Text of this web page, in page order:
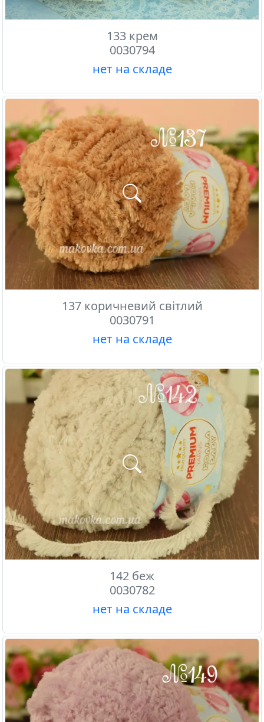
133 крем
0030794
нет на складе
137 коричневий світлий
0030791
нет на складе
142 беж
0030782
нет на складе